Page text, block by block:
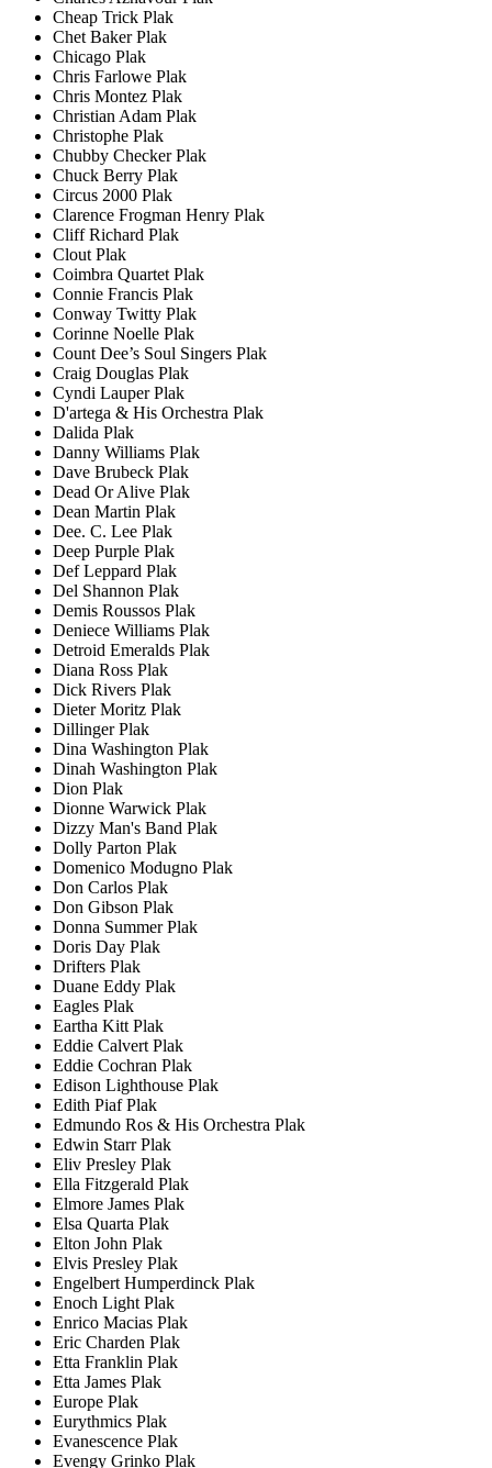
Cheap Trick Plak
Chet Baker Plak
Chicago Plak
Chris Farlowe Plak
Chris Montez Plak
Christian Adam Plak
Christophe Plak
Chubby Checker Plak
Chuck Berry Plak
Circus 2000 Plak
Clarence Frogman Henry Plak
Cliff Richard Plak
Clout Plak
Coimbra Quartet Plak
Connie Francis Plak
Conway Twitty Plak
Corinne Noelle Plak
Count Dee’s Soul Singers Plak
Craig Douglas Plak
Cyndi Lauper Plak
D'artega & His Orchestra Plak
Dalida Plak
Danny Williams Plak
Dave Brubeck Plak
Dead Or Alive Plak
Dean Martin Plak
Dee. C. Lee Plak
Deep Purple Plak
Def Leppard Plak
Del Shannon Plak
Demis Roussos Plak
Deniece Williams Plak
Detroid Emeralds Plak
Diana Ross Plak
Dick Rivers Plak
Dieter Moritz Plak
Dillinger Plak
Dina Washington Plak
Dinah Washington Plak
Dion Plak
Dionne Warwick Plak
Dizzy Man's Band Plak
Dolly Parton Plak
Domenico Modugno Plak
Don Carlos Plak
Don Gibson Plak
Donna Summer Plak
Doris Day Plak
Drifters Plak
Duane Eddy Plak
Eagles Plak
Eartha Kitt Plak
Eddie Calvert Plak
Eddie Cochran Plak
Edison Lighthouse Plak
Edith Piaf Plak
Edmundo Ros & His Orchestra Plak
Edwin Starr Plak
Eliv Presley Plak
Ella Fitzgerald Plak
Elmore James Plak
Elsa Quarta Plak
Elton John Plak
Elvis Presley Plak
Engelbert Humperdinck Plak
Enoch Light Plak
Enrico Macias Plak
Eric Charden Plak
Etta Franklin Plak
Etta James Plak
Europe Plak
Eurythmics Plak
Evanescence Plak
Evengy Grinko Plak